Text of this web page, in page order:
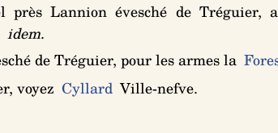
près Lannion évesché de Tréguier,
idem.
de Tréguier, pour les armes la
voyez Cyllard Ville-nefve.